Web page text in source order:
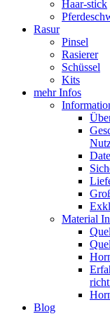
Haar-stick
Rasur
Pinsel
Rasierer
Schüssel
Kits
mehr Infos
Material
Blog